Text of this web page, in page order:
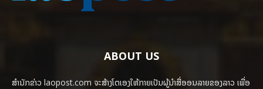
ABOUT US
ສຳນັກຂ່າວ laopost.com ຈະສ້າງໂຕເອງໃຫ້ກາຍເປັນຜູ້ນຳສື່ອອນລາຍຂອງລາວ ເພື່ອ